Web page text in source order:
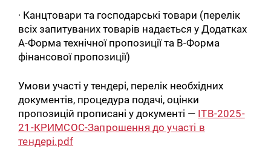
· Канцтовари та господарські товари (перелік
всіх запитуваних товарів надається у Додатках
А-Форма технічної пропозиції та В-Форма
фінансової пропозиції)
Умови участі у тендері, перелік необхідних
документів, процедура подачі, оцінки
пропозицій прописані у документі — ITB-2025-
21-КРИМСОС-Запрошення до участі в
тендері.pdf